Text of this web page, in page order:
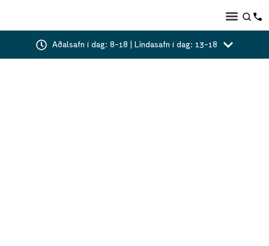
Aðalsafn í dag: 8-18 | Lindasafn í dag: 13-18